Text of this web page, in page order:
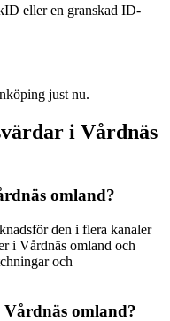
eller en granskad ID-
just nu.
i Vårdnäs
omland?
den i flera kanaler
i Vårdnäs omland och
och
omland?